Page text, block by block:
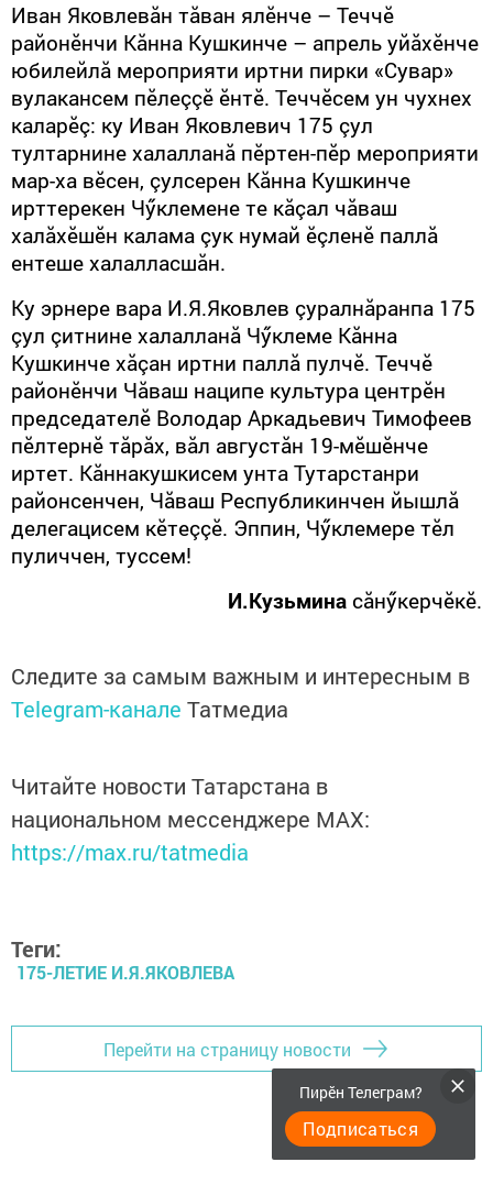
Иван Яковлевăн тăван ялӗнче – Теччӗ
районӗнчи Кăнна Кушкинче – апрель уйăхӗнче
юбилейлă мероприяти иртни пирки «Сувар»
вулакансем пӗлеççӗ ӗнтӗ. Теччӗсем ун чухнех
каларӗç: ку Иван Яковлевич 175 çул
тултарнине халалланă пӗртен-пӗр мероприяти
мар-ха вӗсен, çулсерен Кăнна Кушкинче
ирттерекен Чӳклемене те кăçал чăваш
халăхӗшӗн калама çук нумай ӗçленӗ паллă
ентеше халалласшăн.
Ку эрнере вара И.Я.Яковлев çуралнăранпа 175
çул çитнине халалланă Чӳклеме Кăнна
Кушкинче хăçан иртни паллă пулчӗ. Теччӗ
районӗнчи Чăваш наципе культура центрӗн
председателӗ Володар Аркадьевич Тимофеев
пӗлтернӗ тăрăх, вăл августăн 19-мӗшӗнче
иртет. Кăннакушкисем унта Тутарстанри
районсенчен, Чăваш Республикинчен йышлă
делегацисем кӗтеççӗ. Эппин, Чӳклемере тӗл
пуличчен, туссем!
И.Кузьмина сăнӳкерчӗкӗ.
Следите за самым важным и интересным в
Telegram-канале Татмедиа
Читайте новости Татарстана в
национальном мессенджере MАХ:
https://max.ru/tatmedia
Теги:
175-ЛЕТИЕ И.Я.ЯКОВЛЕВА
Перейти на страницу новости
Пирӗн Телеграм?
Подписаться